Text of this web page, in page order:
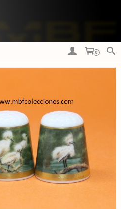
0